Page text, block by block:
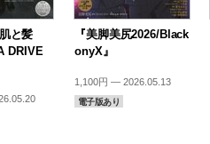
と髪
DRIVE
『美脚美尻2026/Black
onyX』
1,100円 — 2026.05.13
電子版あり